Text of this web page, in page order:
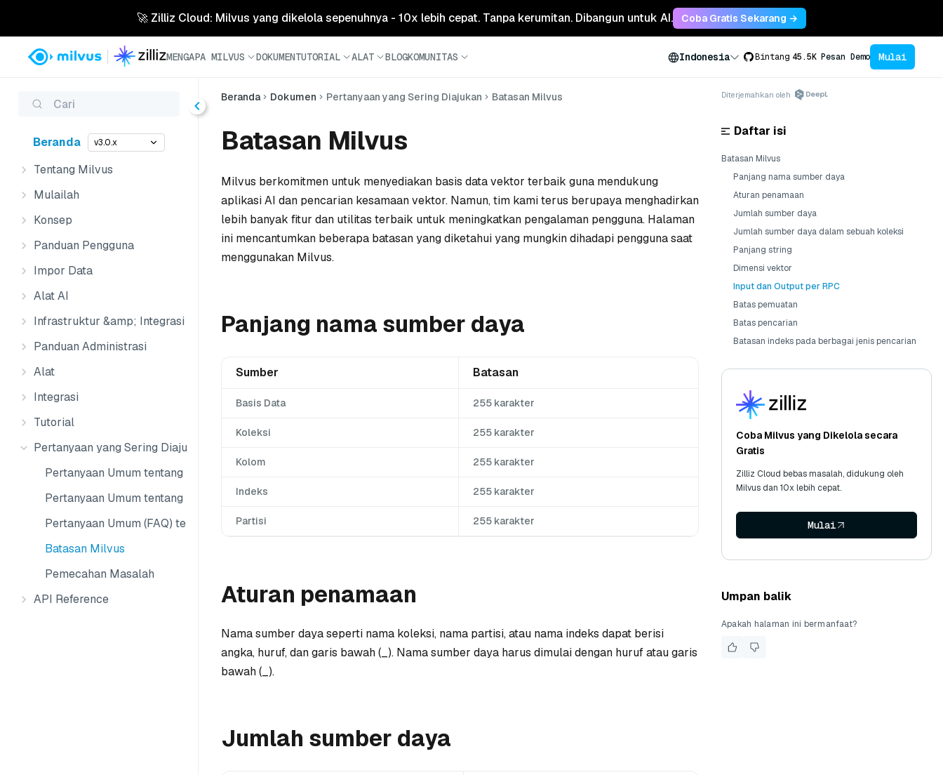
🚀 Zilliz Cloud: Milvus yang dikelola sepenuhnya - 10x lebih cepat. Tanpa kerumitan. Dibangun untuk AI. Coba Gratis Sekarang →
MENGAPA MILVUS DOKUMENTUTORIAL ALAT BLOGKOMUNITAS Indonesia Bintang 45.5K Pesan Demo Mulai
Cari
Beranda v3.0.x
Tentang Milvus
Mulailah
Konsep
Panduan Pengguna
Impor Data
Alat AI
Infrastruktur &amp; Integrasi Data
Panduan Administrasi
Alat
Integrasi
Tutorial
Pertanyaan yang Sering Diajukan
Pertanyaan Umum tentang Kinerja
Pertanyaan Umum tentang Produk
Pertanyaan Umum (FAQ) tentang Operasional
Batasan Milvus
Pemecahan Masalah
API Reference
Beranda Dokumen Pertanyaan yang Sering Diajukan Batasan Milvus
Batasan Milvus
Milvus berkomitmen untuk menyediakan basis data vektor terbaik guna mendukung
aplikasi AI dan pencarian kesamaan vektor. Namun, tim kami terus berupaya menghadirkan
lebih banyak fitur dan utilitas terbaik untuk meningkatkan pengalaman pengguna. Halaman
ini mencantumkan beberapa batasan yang diketahui yang mungkin dihadapi pengguna saat
menggunakan Milvus.
Panjang nama sumber daya
Sumber Batasan
Basis Data 255 karakter
Koleksi 255 karakter
Kolom 255 karakter
Indeks 255 karakter
Partisi 255 karakter
Aturan penamaan
Nama sumber daya seperti nama koleksi, nama partisi, atau nama indeks dapat berisi
angka, huruf, dan garis bawah (_). Nama sumber daya harus dimulai dengan huruf atau garis
bawah (_).
Jumlah sumber daya
Diterjemahkan oleh
Daftar isi
Batasan Milvus
Panjang nama sumber daya
Aturan penamaan
Jumlah sumber daya
Jumlah sumber daya dalam sebuah koleksi
Panjang string
Dimensi vektor
Input dan Output per RPC
Batas pemuatan
Batas pencarian
Batasan indeks pada berbagai jenis pencarian
Coba Milvus yang Dikelola secara
Gratis
Zilliz Cloud bebas masalah, didukung oleh
Milvus dan 10x lebih cepat.
Mulai
Umpan balik
Apakah halaman ini bermanfaat?